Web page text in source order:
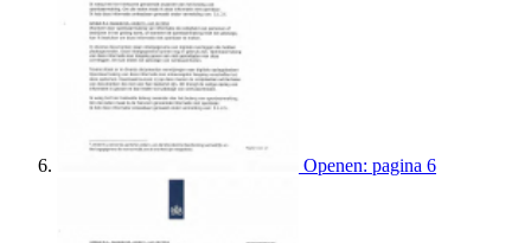
Openen: pagina 6